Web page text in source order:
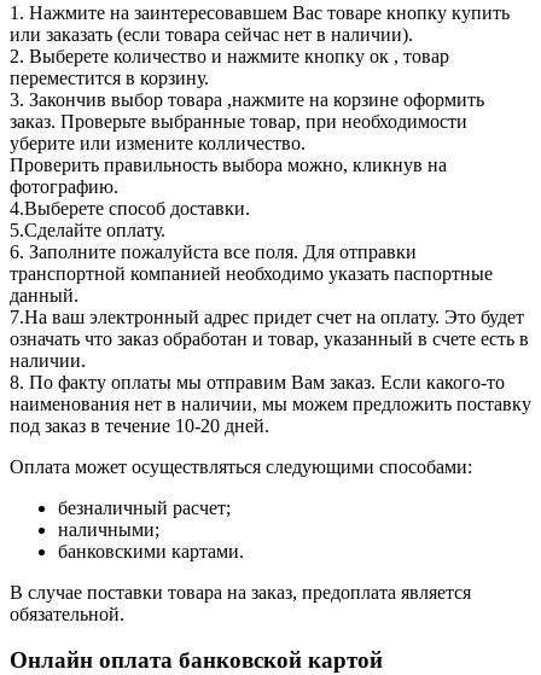
1. Нажмите на заинтересовавшем Вас товаре кнопку купить
или заказать (если товара сейчас нет в наличии).
2. Выберете количество и нажмите кнопку ок , товар
переместится в корзину.
3. Закончив выбор товара ,нажмите на корзине оформить
заказ. Проверьте выбранные товар, при необходимости
уберите или измените колличество.
Проверить правильность выбора можно, кликнув на
фотографию.
4.Выберете способ доставки.
5.Сделайте оплату.
6. Заполните пожалуйста все поля. Для отправки
транспортной компанией необходимо указать паспортные
данный.
7.На ваш электронный адрес придет счет на оплату. Это будет
означать что заказ обработан и товар, указанный в счете есть в
наличии.
8. По факту оплаты мы отправим Вам заказ. Если какого-то
наименования нет в наличии, мы можем предложить поставку
под заказ в течение 10-20 дней.
Оплата может осуществляться следующими способами:
безналичный расчет;
наличными;
банковскими картами.
В случае поставки товара на заказ, предоплата является
обязательной.
Онлайн оплата банковской картой